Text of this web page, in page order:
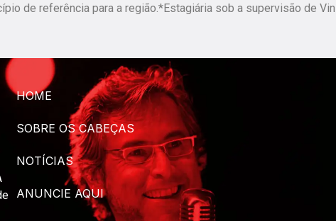
de referência para a região.*Estagiária sob a supervisão de
HOME
SOBRE OS CABEÇAS
NOTÍCIAS
ANUNCIE AQUI